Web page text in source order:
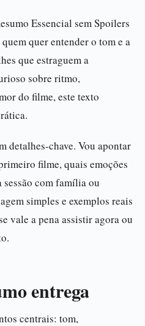
Essencial sem Spoilers
quer entender o tom e a
que estraguem a
sobre ritmo,
do filme, este texto
detalhes-chave. Vou apontar
filme, quais emoções
sessão com família ou
simples e exemplos reais
vale a pena assistir agora ou
entrega
centrais: tom,